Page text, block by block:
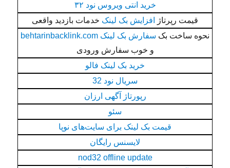
خرید انتی ویروس نود ۳۲
قیمت رپرتاژ
افزایش بک لینک خدمات بازدید واقعی
نحوه ساخت بک سفارش بک لینک behtarinbacklink.com
و خوب سفارش ورودی
خرید بک لینک فالو
سريال نود 32
رپورتاژ آگهی ارزان
سئو
قیمت بک لینک برای سایت‌های نوپا
لایسنس رایگان
nod32 offline update